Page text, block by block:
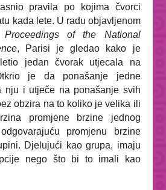
pravila po kojima čvorci
kada lete. U radu objavljenom
Proceedings of the National
, Parisi je gledao kako je
jedan čvorak utjecala na
je da ponašanje jedne
nju i utječe na ponašanje svih
obzira na to koliko je velika ili
promjene brzine jednog
promjenu brzine
Djelujući kao grupa, imaju
nego što bi to imali kao